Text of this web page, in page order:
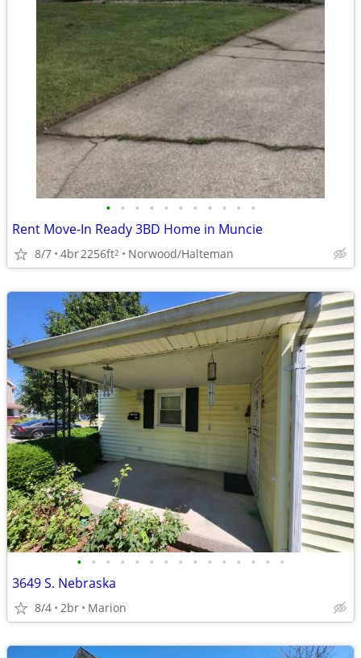
• • • • • • • • • • •
Rent Move-In Ready 3BD Home in Muncie
8/7 4br2256ft2 Norwood/Halteman
• • • • • • • • • • • • • • •
3649 S. Nebraska
8/4 2br Marion